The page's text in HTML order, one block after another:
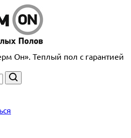
Он». Теплый пол с гарантией